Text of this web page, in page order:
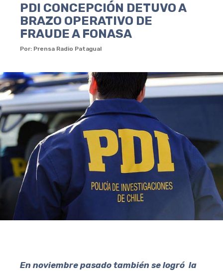
PDI CONCEPCIÓN DETUVO A
BRAZO OPERATIVO DE
FRAUDE A FONASA
Por: Prensa Radio Patagual
En noviembre pasado también se logró la